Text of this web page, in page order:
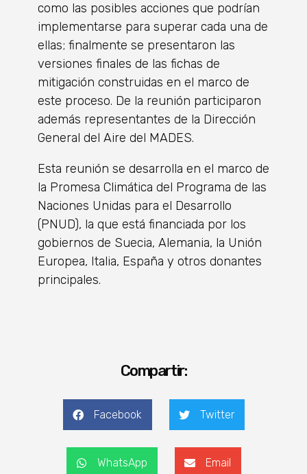
como las posibles acciones que podrían
implementarse para superar cada una de
ellas; finalmente se presentaron las
versiones finales de las fichas de
mitigación construidas en el marco de
este proceso. De la reunión participaron
además representantes de la Dirección
General del Aire del MADES.
Esta reunión se desarrolla en el marco de
la Promesa Climática del Programa de las
Naciones Unidas para el Desarrollo
(PNUD), la que está financiada por los
gobiernos de Suecia, Alemania, la Unión
Europea, Italia, España y otros donantes
principales.
Compartir:
Facebook Twitter
WhatsApp Email